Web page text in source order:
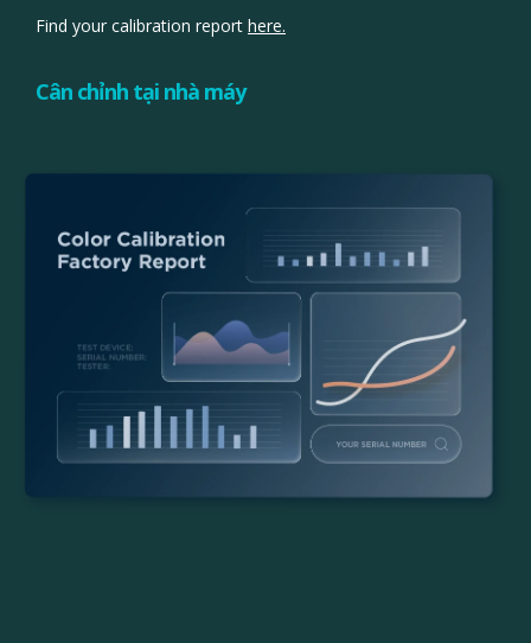
Find your calibration report here.
Cân chỉnh tại nhà máy